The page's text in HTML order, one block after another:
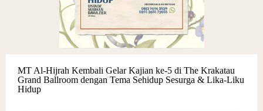
MT Al-Hijrah Kembali Gelar Kajian ke-5 di The Krakatau
Grand Ballroom dengan Tema Sehidup Sesurga & Lika-Liku
Hidup